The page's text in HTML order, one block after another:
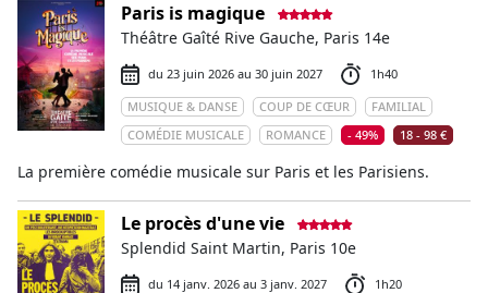
Paris is magique
Théâtre Gaîté Rive Gauche, Paris 14e
du 23 juin 2026 au 30 juin 2027
1h40
MUSIQUE & DANSE
COUP DE CŒUR
FAMILIAL
COMÉDIE MUSICALE
ROMANCE - 49% 18 - 98 €
La première comédie musicale sur Paris et les Parisiens.
Le procès d'une vie
Splendid Saint Martin, Paris 10e
du 14 janv. 2026 au 3 janv. 2027
1h20